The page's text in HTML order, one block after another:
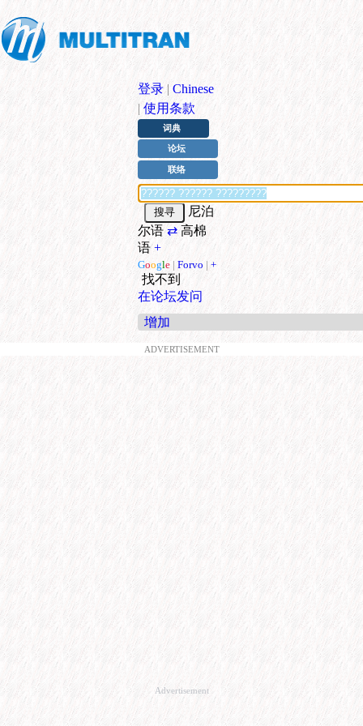
登录 | Chinese
| 使用条款
词典
论坛
联络
尼泊
尔语⇄ 高棉
语 +
Google | Forvo | +
找不到
在论坛发问
增加
ADVERTISEMENT
Advertisement